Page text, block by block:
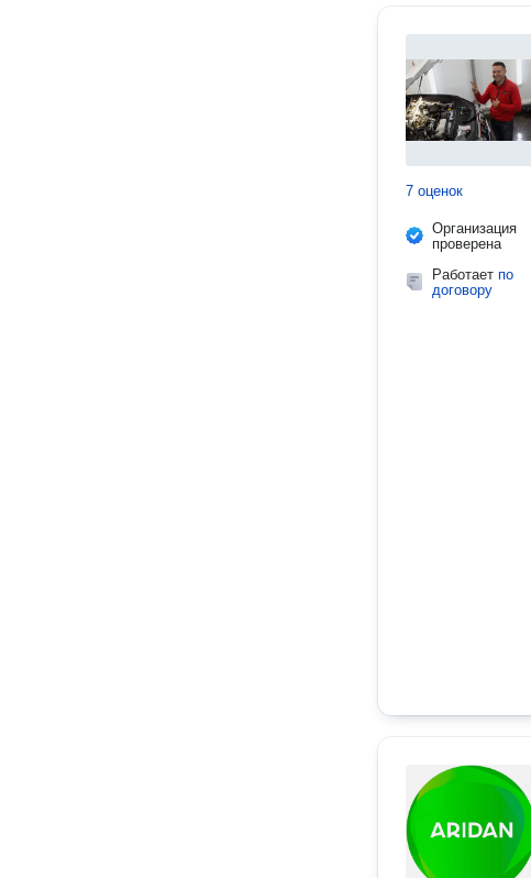
7 оценок
Организация
проверена
Работает по
договору